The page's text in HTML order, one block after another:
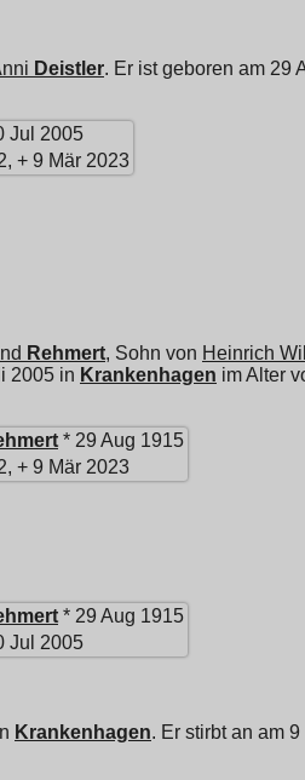
Deistler. Er ist geboren am 29
Jul 2005
+ 9 Mär 2023
Rehmert, Sohn von Heinrich
2005 in Krankenhagen im Alter
* 29 Aug 1915
+ 9 Mär 2023
* 29 Aug 1915
Jul 2005
Krankenhagen. Er stirbt an am